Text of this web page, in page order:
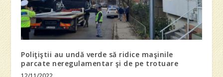
Poliţiştii au undă verde să ridice maşinile
parcate neregulamentar şi de pe trotuare